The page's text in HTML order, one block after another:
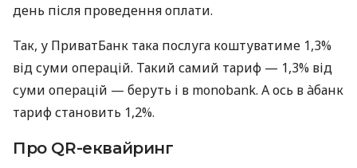
день після проведення оплати.
Так, у ПриватБанк така послуга коштуватиме 1,3%
від суми операцій. Такий самий тариф — 1,3% від
суми операцій — беруть і в monobank. А ось в àбанк
тариф становить 1,2%.
Про QR-еквайринг